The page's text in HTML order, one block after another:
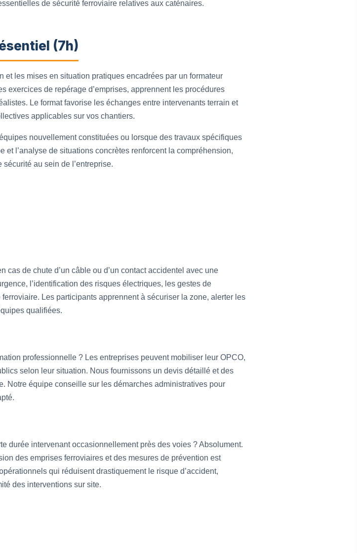
de sécurité ferroviaire relatives aux caténaires.
(7h)
et les mises en situation pratiques encadrées par un formateur
exercices de repérage d’emprises, apprennent les procédures
Le format favorise les échanges entre intervenants terrain et
applicables sur vos chantiers.
nouvellement constituées ou lorsque des travaux spécifiques
l’analyse de situations concrètes renforcent la compréhension,
au sein de l’entreprise.
cas de chute d’un câble ou d’un contact accidentel avec une
l’identification des risques électriques, les gestes de
Les participants apprennent à sécuriser la zone, alerter les
qualifiées.
professionnelle ? Les entreprises peuvent mobiliser leur OPCO,
selon leur situation. Nous fournissons un devis détaillé et des
Notre équipe conseille sur les démarches administratives pour
durée intervenant occasionnellement près des voies ? Absolument.
des emprises ferroviaires et des mesures de prévention est
qui réduisent drastiquement le risque d’accident,
des interventions sur site.